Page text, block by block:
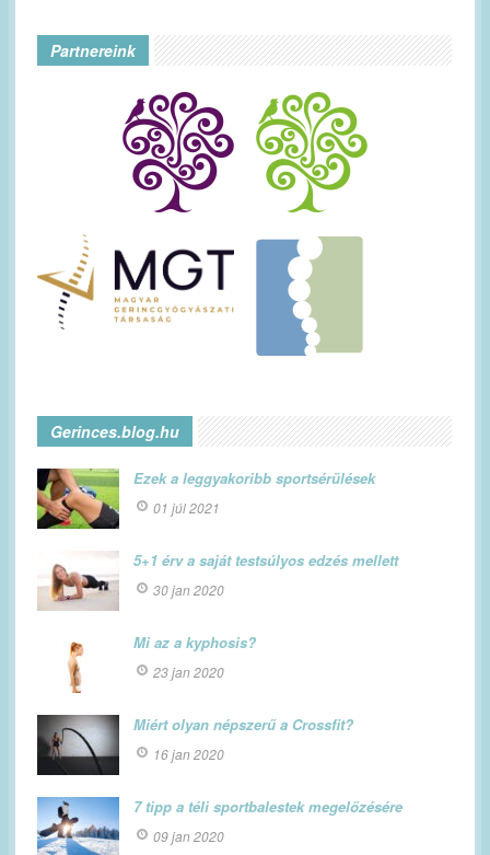
Partnereink
Gerinces.blog.hu
Ezek a leggyakoribb sportsérülések
01 júl 2021
5+1 érv a saját testsúlyos edzés mellett
30 jan 2020
Mi az a kyphosis?
23 jan 2020
Miért olyan népszerű a Crossfit?
16 jan 2020
7 tipp a téli sportbalestek megelőzésére
09 jan 2020